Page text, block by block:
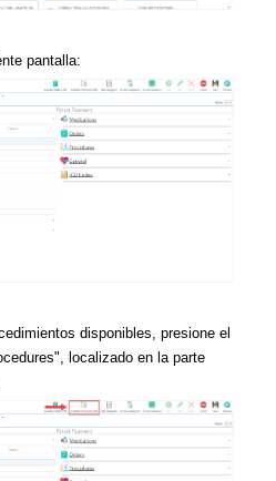
pantalla:
disponibles, presione el
localizado en la parte